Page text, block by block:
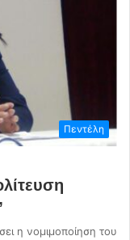
Πεντέλη
η νομιμοποίηση του